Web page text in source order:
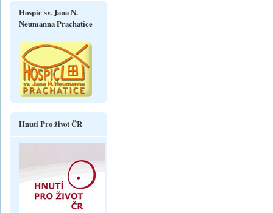
Hospic sv. Jana N.
Neumanna Prachatice
Hnutí Pro život ČR